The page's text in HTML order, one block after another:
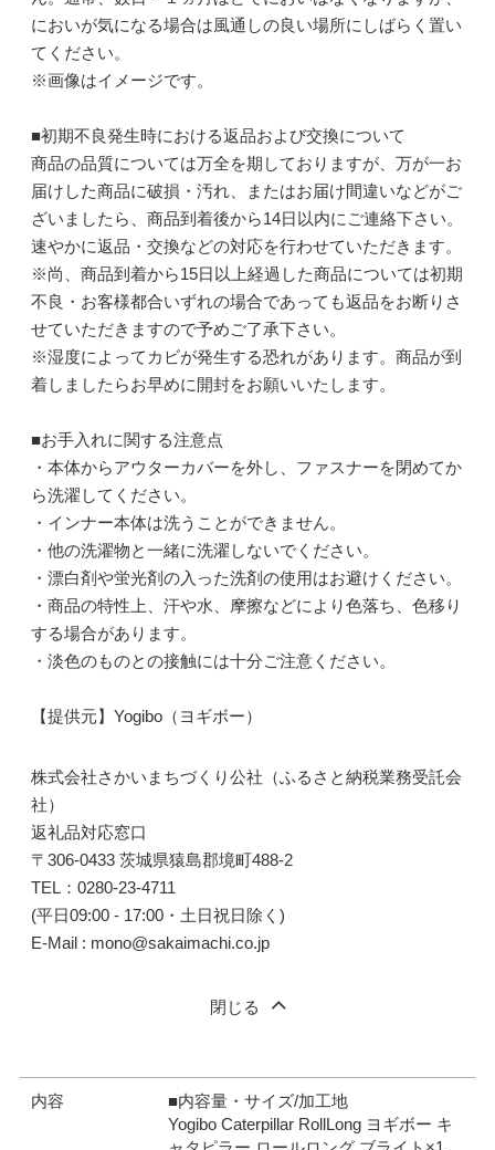
においが気になる場合は風通しの良い場所にしばらく置い
てください。
※画像はイメージです。
■初期不良発生時における返品および交換について
商品の品質については万全を期しておりますが、万が一お
届けした商品に破損・汚れ、またはお届け間違いなどがご
ざいましたら、商品到着後から14日以内にご連絡下さい。
速やかに返品・交換などの対応を行わせていただきます。
※尚、商品到着から15日以上経過した商品については初期
不良・お客様都合いずれの場合であっても返品をお断りさ
せていただきますので予めご了承下さい。
※湿度によってカビが発生する恐れがあります。商品が到
着しましたらお早めに開封をお願いいたします。
■お手入れに関する注意点
・本体からアウターカバーを外し、ファスナーを閉めてか
ら洗濯してください。
・インナー本体は洗うことができません。
・他の洗濯物と一緒に洗濯しないでください。
・漂白剤や蛍光剤の入った洗剤の使用はお避けください。
・商品の特性上、汗や水、摩擦などにより色落ち、色移り
する場合があります。
・淡色のものとの接触には十分ご注意ください。
【提供元】Yogibo（ヨギボー）
株式会社さかいまちづくり公社（ふるさと納税業務受託会
社）
返礼品対応窓口
〒306-0433 茨城県猿島郡境町488-2
TEL：0280-23-4711
(平日09:00 - 17:00・土日祝日除く)
E-Mail : mono@sakaimachi.co.jp
閉じる
内容
■内容量・サイズ/加工地
Yogibo Caterpillar RollLong ヨギボー キ